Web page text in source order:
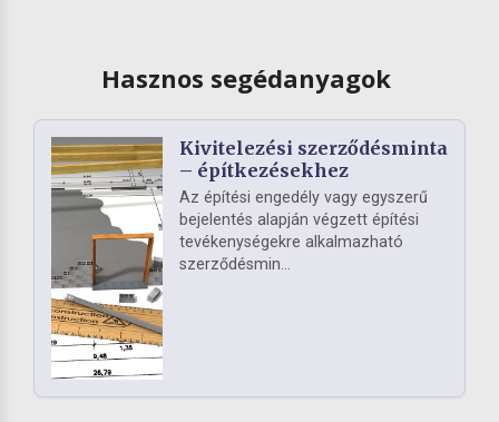
Hasznos segédanyagok
Kivitelezési szerződésminta
– építkezésekhez
Az építési engedély vagy egyszerű
bejelentés alapján végzett építési
tevékenységekre alkalmazható
szerződésmin...